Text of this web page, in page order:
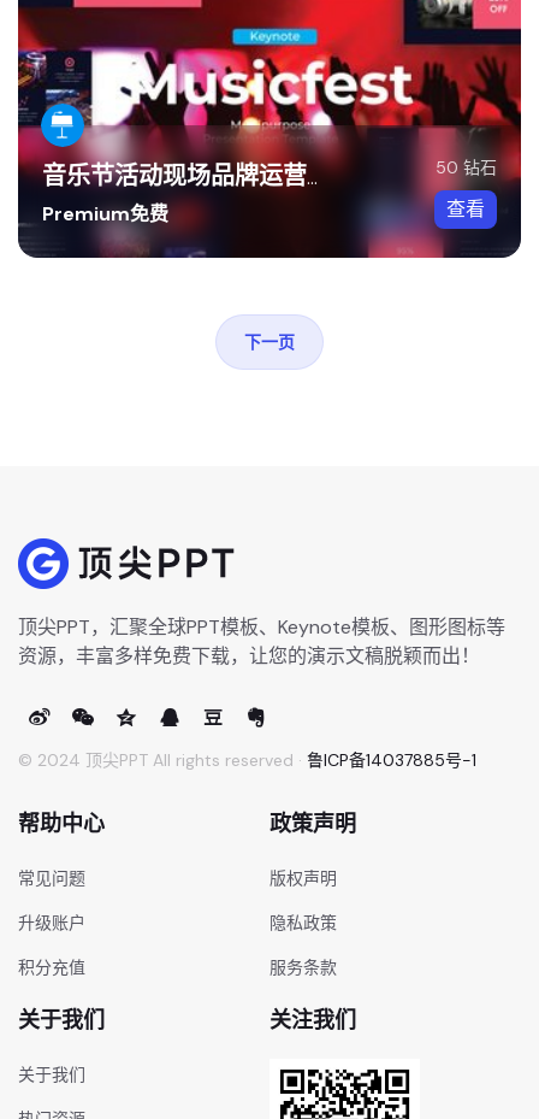
音乐节活动现场品牌运营Keynote模板
Premium免费
50 钻石
查看
下一页
顶尖PPT，汇聚全球PPT模板、Keynote模板、图形图标等
资源，丰富多样免费下载，让您的演示文稿脱颖而出！
© 2024 顶尖PPT All rights reserved · 鲁ICP备14037885号-1
帮助中心
常见问题
升级账户
积分充值
政策声明
版权声明
隐私政策
服务条款
关于我们
关于我们
关注我们